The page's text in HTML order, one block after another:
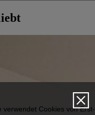
verwendet Cookies von Erst-